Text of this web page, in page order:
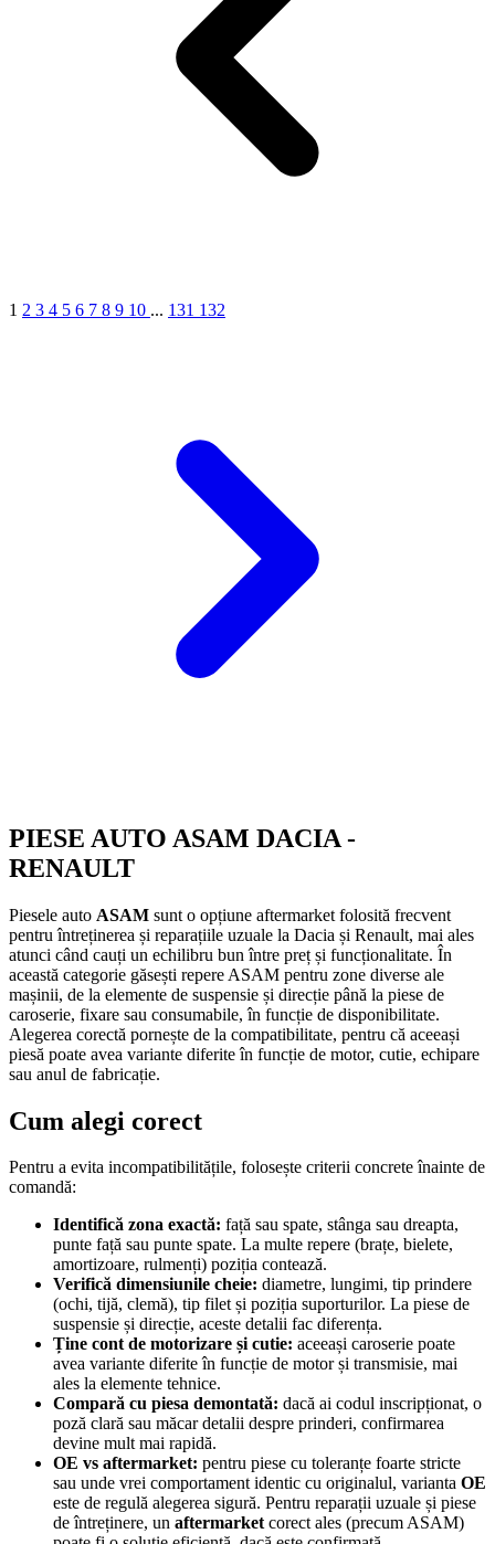
1 2 3 4 5 6 7 8 9 10 ... 131 132
PIESE AUTO ASAM DACIA -
RENAULT
Piesele auto ASAM sunt o opțiune aftermarket folosită frecvent
pentru întreținerea și reparațiile uzuale la Dacia și Renault, mai ales
atunci când cauți un echilibru bun între preț și funcționalitate. În
această categorie găsești repere ASAM pentru zone diverse ale
mașinii, de la elemente de suspensie și direcție până la piese de
caroserie, fixare sau consumabile, în funcție de disponibilitate.
Alegerea corectă pornește de la compatibilitate, pentru că aceeași
piesă poate avea variante diferite în funcție de motor, cutie, echipare
sau anul de fabricație.
Cum alegi corect
Pentru a evita incompatibilitățile, folosește criterii concrete înainte de
comandă:
Identifică zona exactă: față sau spate, stânga sau dreapta,
punte față sau punte spate. La multe repere (brațe, bielete,
amortizoare, rulmenți) poziția contează.
Verifică dimensiunile cheie: diametre, lungimi, tip prindere
(ochi, tijă, clemă), tip filet și poziția suporturilor. La piese de
suspensie și direcție, aceste detalii fac diferența.
Ține cont de motorizare și cutie: aceeași caroserie poate
avea variante diferite în funcție de motor și transmisie, mai
ales la elemente tehnice.
Compară cu piesa demontată: dacă ai codul inscripționat, o
poză clară sau măcar detalii despre prinderi, confirmarea
devine mult mai rapidă.
OE vs aftermarket: pentru piese cu toleranțe foarte stricte
sau unde vrei comportament identic cu originalul, varianta OE
este de regulă alegerea sigură. Pentru reparații uzuale și piese
de întreținere, un aftermarketcorect ales (precum ASAM)